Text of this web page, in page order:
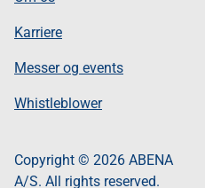
Karriere
Messer og events
Whistleblower
Copyright © 2026 ABENA
A/S. All rights reserved.